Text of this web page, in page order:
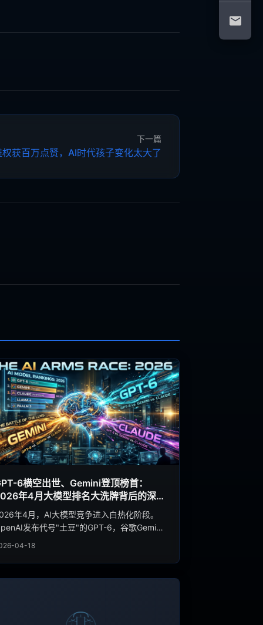
下一篇
获百万点赞，AI时代孩子变化太大了
6横空出世、Gemini登顶榜首：
年4月大模型排名大洗牌背后的深层
辑年4月，AI大模型竞争进入白热化阶段。
发布代号"土豆"的GPT-6，谷歌Gemini
深度解析这场排名洗牌背后的技术路线之争、
业博弈与行业启示。
04-18